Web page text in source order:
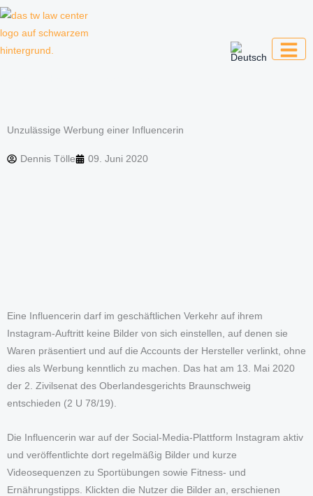
Zum
Unzulässige Werbung einer Influencerin
Dennis Tölle 09. Juni 2020
Eine Influencerin darf im geschäftlichen Verkehr auf ihrem
Instagram-Auftritt keine Bilder von sich einstellen, auf denen sie
Waren präsentiert und auf die Accounts der Hersteller verlinkt, ohne
dies als Werbung kenntlich zu machen. Das hat am 13. Mai 2020
der 2. Zivilsenat des Oberlandesgerichts Braunschweig
entschieden (2 U 78/19).
Die Influencerin war auf der Social-Media-Plattform Instagram aktiv
und veröffentlichte dort regelmäßig Bilder und kurze
Videosequenzen zu Sportübungen sowie Fitness- und
Ernährungstipps. Klickten die Nutzer die Bilder an, erschienen